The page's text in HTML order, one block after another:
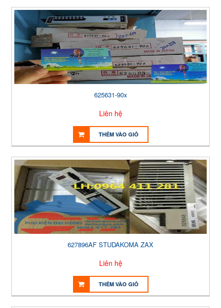
625631-90x
Liên hệ
THÊM VÀO GIỎ
627896AF STUDAKOMA ZAX
Liên hệ
THÊM VÀO GIỎ